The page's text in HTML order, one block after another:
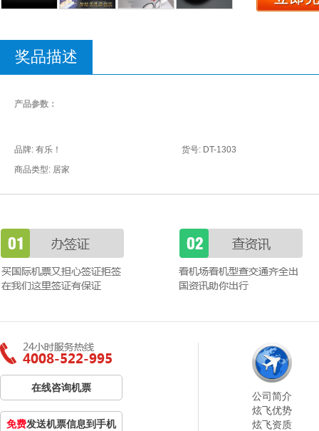
奖品描述
产品参数：
品牌: 有乐！
货号: DT-1303
商品类型: 居家
在线咨询机票
免费发送机票信息到手机
公司简介
炫飞优势
炫飞资质